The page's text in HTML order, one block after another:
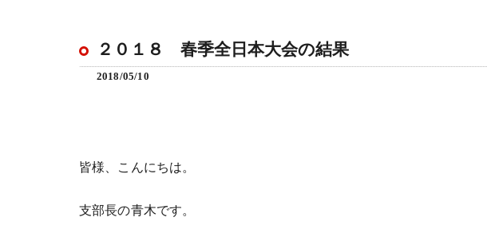
２０１８ 春季全日本大会の結果
2018/05/10
皆様、こんにちは。
支部長の青木です。